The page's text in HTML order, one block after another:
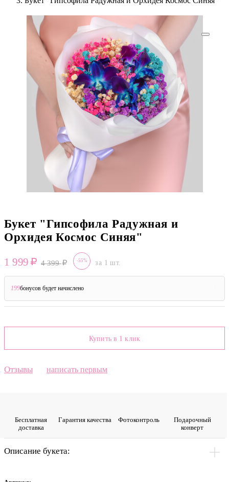
Букет "Гипсофила Радужная и
Орхидея Космос Синяя"
1 999 4 399 -55% за 1 шт.
199бонусов будет начислено
Купить в 1 клик
Отзывы написать первым
Бесплатная
доставка
Гарантия качества Фото­контроль
Подарочный
конверт
Описание букета: